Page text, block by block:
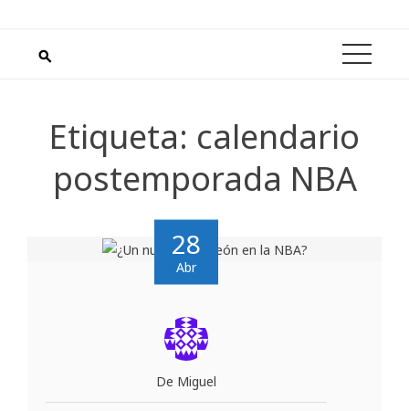
Etiqueta: calendario
postemporada NBA
28
Abr
De Miguel